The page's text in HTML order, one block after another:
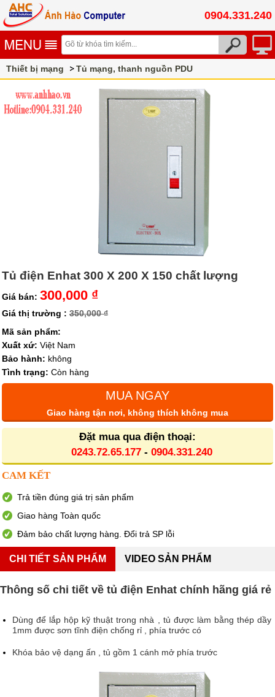
0904.331.240
Thiết bị mạng Tủ mạng, thanh nguồn PDU
Tủ điện Enhat 300 X 200 X 150 chất lượng
Giá bán: 300,000 ₫
Giá thị trường : 350,000 ₫
Mã sản phẩm:
Xuất xứ: Việt Nam
Bảo hành: không
Tình trạng: Còn hàng
MUA NGAY
Giao hàng tận nơi, không thích không mua
Đặt mua qua điện thoại:
0243.72.65.177- 0904.331.240
CAM KẾT
Trả tiền đúng giá trị sản phẩm
Giao hàng Toàn quốc
Đảm bảo chất lượng hàng. Đổi trả SP lỗi
CHI TIẾT SẢN PHẨM VIDEO SẢN PHẨM
Thông số chi tiết về tủ điện Enhat chính hãng giá rẻ
Dùng để lắp hộp kỹ thuật trong nhà , tủ được làm bằng thép dầy
1mm được sơn tĩnh điện chống rỉ , phía trước có
Khóa bảo vệ dạng ấn , tủ gồm 1 cánh mở phía trước